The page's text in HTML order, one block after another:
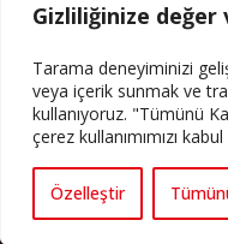
Gizliliğinize değer
Tarama deneyiminizi
veya içerik sunmak ve
kullanıyoruz. "Tümünü
çerez kullanımımızı
Özelleştir
bulundukları ülkelerde
“aidiyet”, “İslam” ve
sorgulanmasına neden
cemaatin oluşması, hem
Yazının devamı